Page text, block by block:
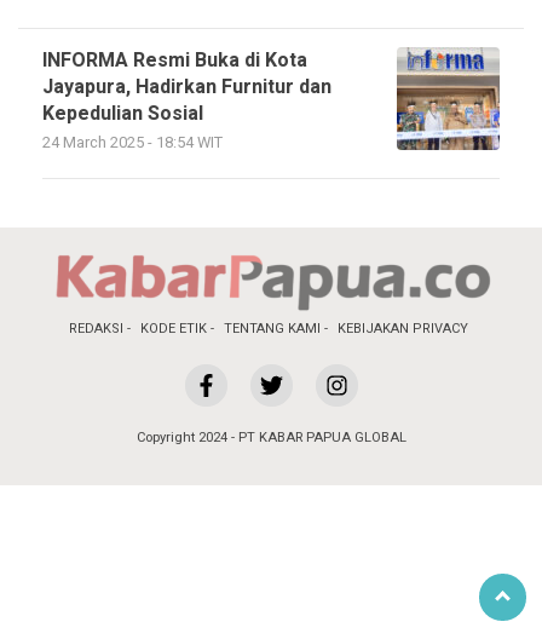
INFORMA Resmi Buka di Kota
Jayapura, Hadirkan Furnitur dan
Kepedulian Sosial
24 March 2025 - 18:54 WIT
REDAKSI KODE ETIK TENTANG KAMI KEBIJAKAN PRIVACY
Copyright 2024 - PT KABAR PAPUA GLOBAL